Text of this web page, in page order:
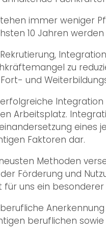
immer weniger
10 Jahren
zu
und
Arbeitsplatz.
eines
Faktoren dar.
Methoden
Förderung und
für uns ein besonderer
beruflichen